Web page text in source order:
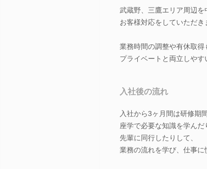
武蔵野、三鷹エリア周辺を
お客様対応をしていただき
業務時間の調整や有休取得
プライベートと両立しやす
入社後の流れ
入社から3ヶ月間は研修期
座学で必要な知識を学んだ
先輩に同行したりして、
業務の流れを学び、仕事に